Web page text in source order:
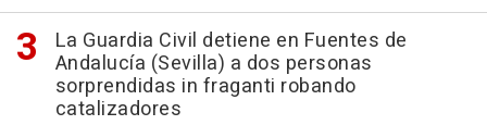
La Guardia Civil detiene en Fuentes de
Andalucía (Sevilla) a dos personas
sorprendidas in fraganti robando
catalizadores